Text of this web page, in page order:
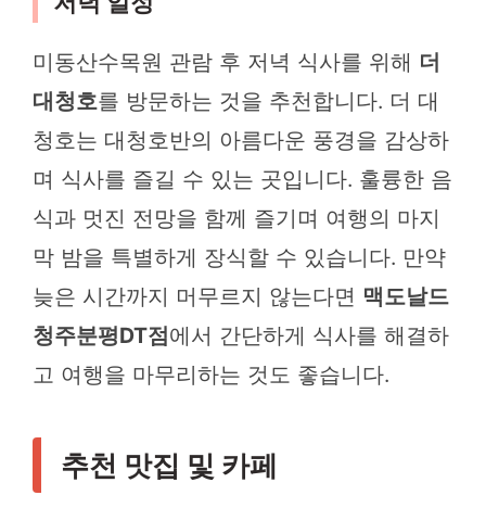
미동산수목원 관람 후 저녁 식사를 위해 더
대청호를 방문하는 것을 추천합니다. 더 대
청호는 대청호반의 아름다운 풍경을 감상하
며 식사를 즐길 수 있는 곳입니다. 훌륭한 음
식과 멋진 전망을 함께 즐기며 여행의 마지
막 밤을 특별하게 장식할 수 있습니다. 만약
늦은 시간까지 머무르지 않는다면 맥도날드
청주분평DT점 에서 간단하게 식사를 해결하
고 여행을 마무리하는 것도 좋습니다.
추천 맛집 및 카페